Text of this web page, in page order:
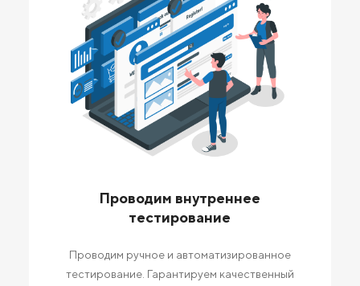
Проводим внутреннее
тестирование
Проводим ручное и автоматизированное
тестирование. Гарантируем качественный